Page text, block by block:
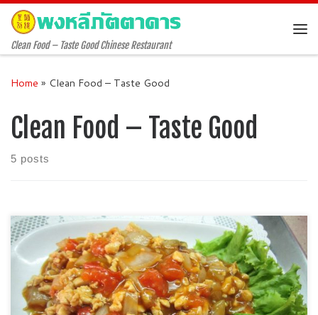
Skip to content
Clean Food – Taste Good Chinese Restaurant
Home » Clean Food – Taste Good
Clean Food – Taste Good
5 posts
ข้าวผัดปู ( 180 , 360 […]